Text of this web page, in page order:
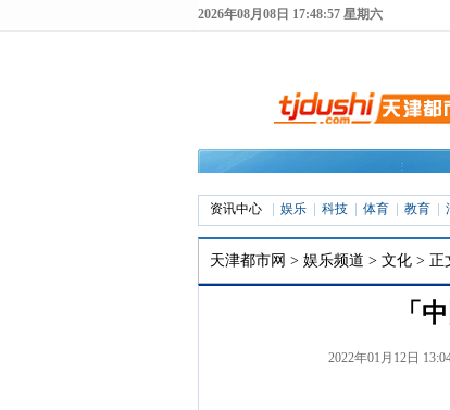
2026年08月08日 17:48:58 星期六
资讯中心 娱乐 科技 体育 教育
天津都市网 > 娱乐频道 > 文化 > 正
「
2022年01月12日